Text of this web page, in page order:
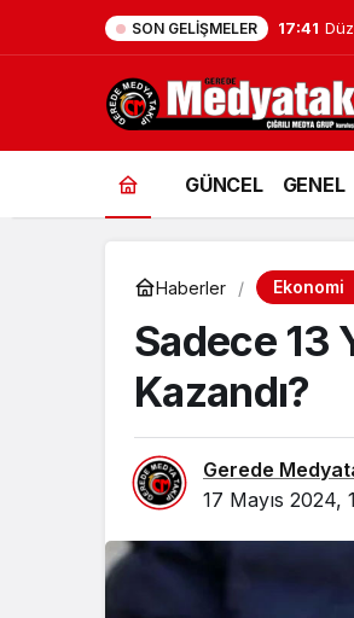
SON GELIŞMELER 17:41
GÜNCEL GENEL
Haberler Ekonomi
Sadece 13
Kazandı?
Gerede
17 Mayıs 2024,